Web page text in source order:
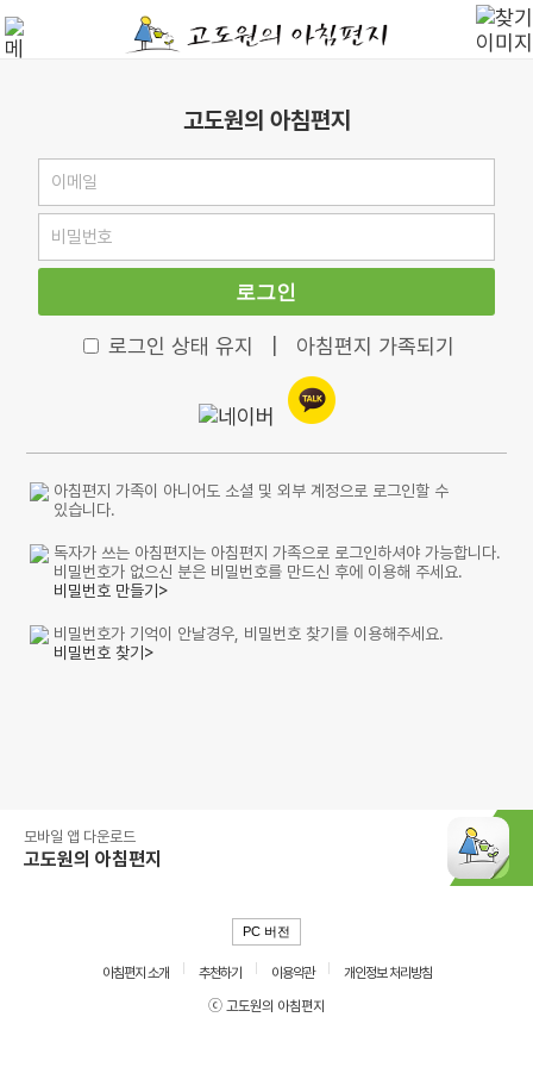
고도원의 아침편지
로그인
로그인 상태 유지 아침편지 가족되기
아침편지 가족이 아니어도 소셜 및 외부 계정으로 로그인할 수
있습니다.
독자가 쓰는 아침편지는 아침편지 가족으로 로그인하셔야 가능합니다.
비밀번호가 없으신 분은 비밀번호를 만드신 후에 이용해 주세요.
비밀번호 만들기>
비밀번호가 기억이 안날경우, 비밀번호 찾기를 이용해주세요.
비밀번호 찾기>
모바일 앱 다운로드
고도원의 아침편지
PC 버전
아침편지 소개 추천하기 이용약관
개인정보 처리방침
ⓒ 고도원의 아침편지